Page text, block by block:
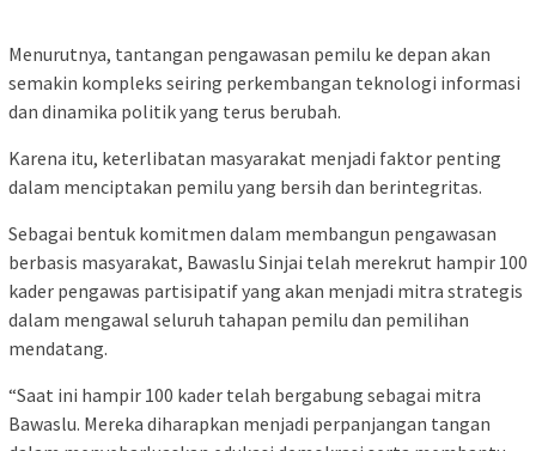
Menurutnya, tantangan pengawasan pemilu ke depan akan
semakin kompleks seiring perkembangan teknologi informasi
dan dinamika politik yang terus berubah.
Karena itu, keterlibatan masyarakat menjadi faktor penting
dalam menciptakan pemilu yang bersih dan berintegritas.
Sebagai bentuk komitmen dalam membangun pengawasan
berbasis masyarakat, Bawaslu Sinjai telah merekrut hampir 100
kader pengawas partisipatif yang akan menjadi mitra strategis
dalam mengawal seluruh tahapan pemilu dan pemilihan
mendatang.
“Saat ini hampir 100 kader telah bergabung sebagai mitra
Bawaslu. Mereka diharapkan menjadi perpanjangan tangan